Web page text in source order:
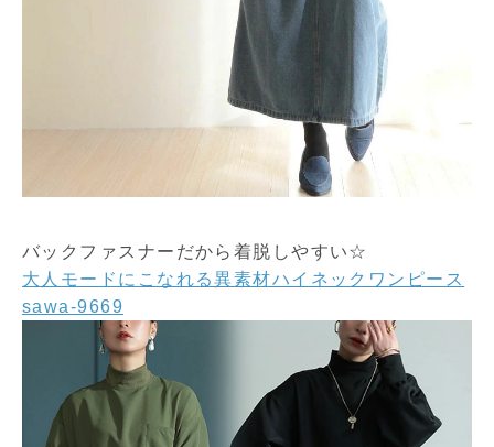
バックファスナーだから着脱しやすい☆
大人モードにこなれる異素材ハイネックワンピース
sawa-9669